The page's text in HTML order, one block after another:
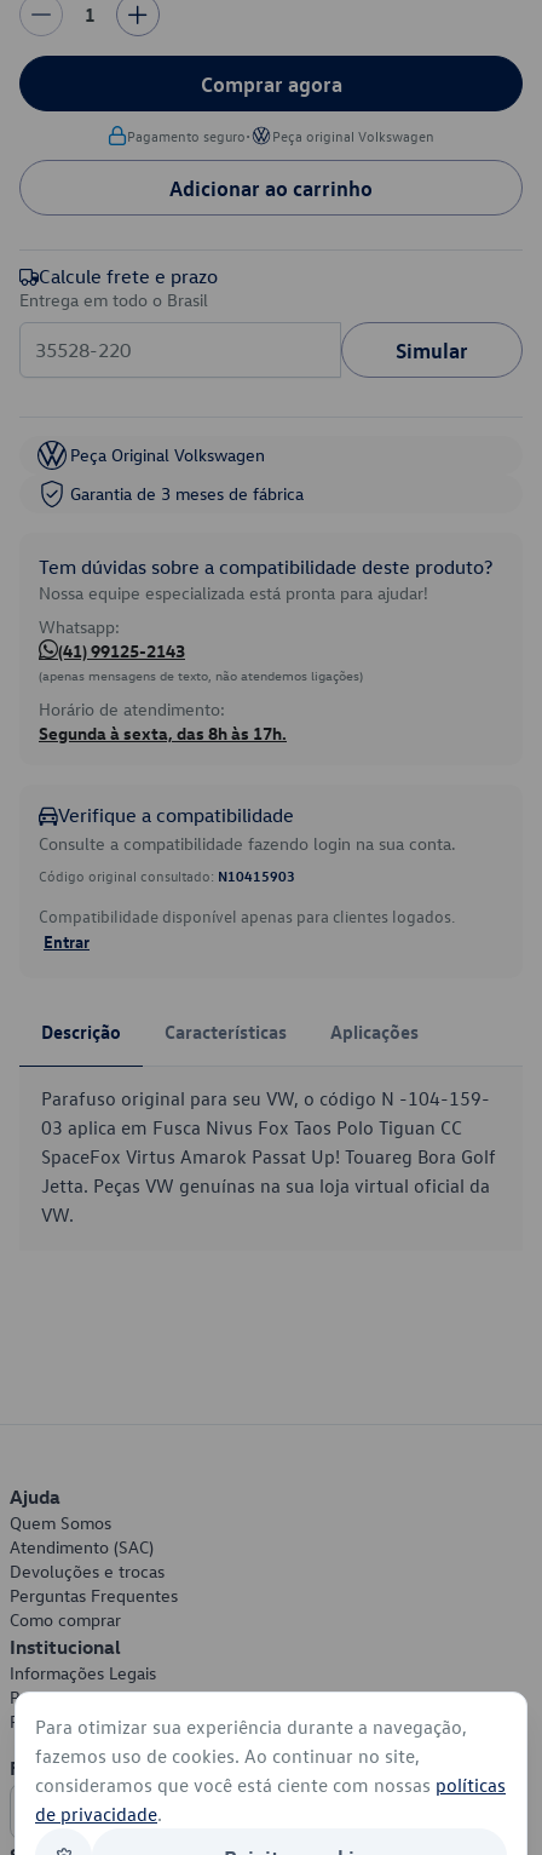
1
Comprar agora
Pagamento seguro• Peça original Volkswagen
Adicionar ao carrinho
Calcule frete e prazo
Entrega em todo o Brasil
Simular
Peça Original Volkswagen
Garantia de 3 meses de fábrica
Tem dúvidas sobre a compatibilidade deste produto?
Nossa equipe especializada está pronta para ajudar!
Whatsapp:
(41) 99125-2143
(apenas mensagens de texto, não atendemos ligações)
Horário de atendimento:
Segunda à sexta, das 8h às 17h.
Verifique a compatibilidade
Consulte a compatibilidade fazendo login na sua conta.
Código original consultado: N10415903
Compatibilidade disponível apenas para clientes logados.
Entrar
Descrição Características Aplicações
Parafuso original para seu VW, o código N -104-159-
03 aplica em Fusca Nivus Fox Taos Polo Tiguan CC
SpaceFox Virtus Amarok Passat Up! Touareg Bora Golf
Jetta. Peças VW genuínas na sua loja virtual oficial da
VW.
Ajuda
Quem Somos
Atendimento (SAC)
Devoluções e trocas
Perguntas Frequentes
Como comprar
Institucional
Informações Legais
Política de Privacidade
Política de Cookies
Formas de Pagamento
Para otimizar sua experiência durante a navegação,
fazemos uso de cookies. Ao continuar no site,
consideramos que você está ciente com nossas políticas
de privacidade.